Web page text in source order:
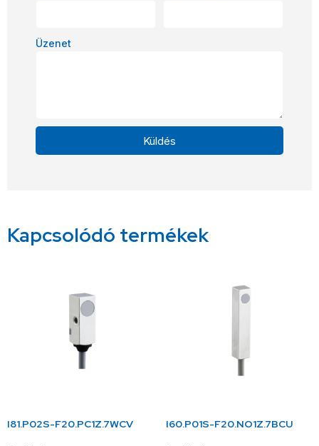
Üzenet
Küldés
Kapcsolódó termékek
I81.P02S-F20.PC1Z.7WCV I60.P01S-F20.NO1Z.7BCU